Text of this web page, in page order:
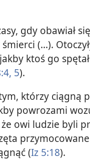
gdy obawiał
(...).
ktoś go
5).
którzy ciągną
powrozami
owi ludzie byli
(Iz 5:18).